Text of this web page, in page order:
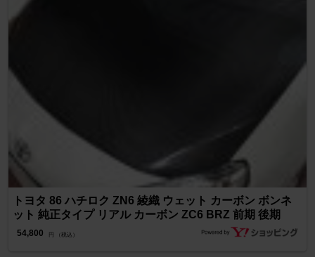
トヨタ 86 ハチロク ZN6 綾織 ウェット カーボン ボンネ
ット 純正タイプ リアル カーボン ZC6 BRZ 前期 後期
54,800 円 （税込）